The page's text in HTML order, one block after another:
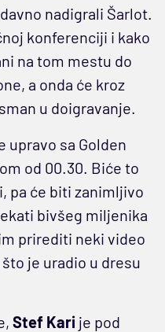
nadigrali Šarlot.
konferenciji i kako
na tom mestu do
a onda će kroz
u doigravanje.
upravo sa Golden
od 00.30. Biće to
pa će biti zanimljivo
bivšeg miljenika
prirediti neki video
je uradio u dresu
Stef Kari je pod